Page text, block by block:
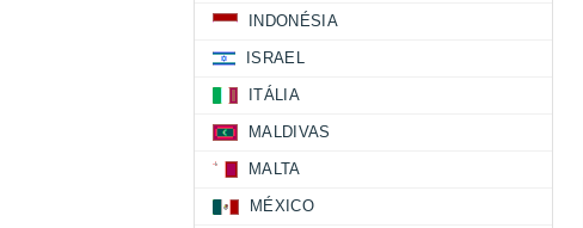
INDONÉSIA
ISRAEL
ITÁLIA
MALDIVAS
MALTA
MÉXICO